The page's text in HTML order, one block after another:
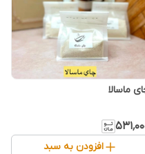
ماسالا
افزودن به سبد